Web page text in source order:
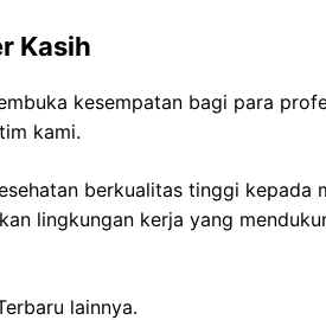
Kasih
kesempatan bagi para
kami.
berkualitas tinggi kepada
lingkungan kerja yang
lainnya.